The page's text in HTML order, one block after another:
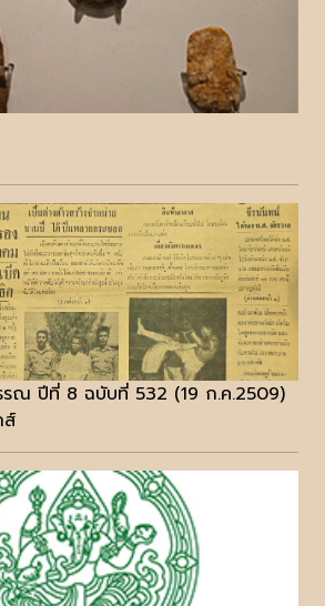
ณ ปีที่ 8 ฉบับที่ 532 (19 ก.ค.2509)
ส์